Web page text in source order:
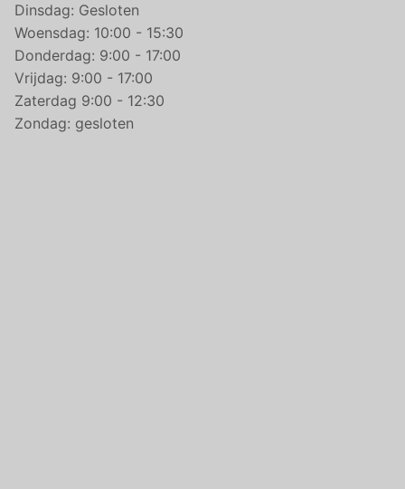
Dinsdag: Gesloten
Woensdag: 10:00 - 15:30
Donderdag: 9:00 - 17:00
Vrijdag: 9:00 - 17:00
Zaterdag 9:00 - 12:30
Zondag: gesloten